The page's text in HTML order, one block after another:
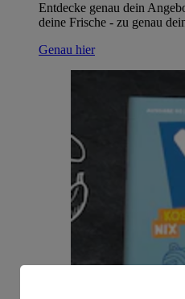
Entdecke genau dein
deine Frische - zu genau
Genau hier